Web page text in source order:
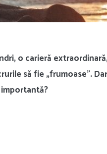
o carieră
să fie „frumoase”.